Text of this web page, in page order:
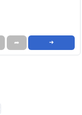
➦ ➜